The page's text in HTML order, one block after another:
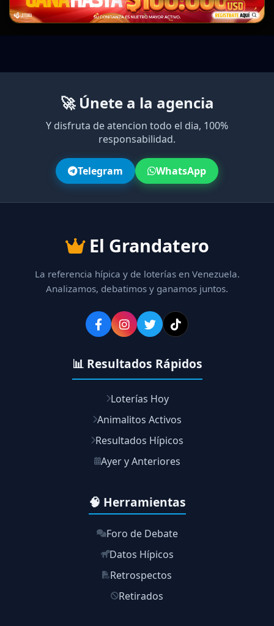
🚀 Únete a la agencia
Y disfruta de atencion todo el dia, 100%
responsabilidad.
Telegram WhatsApp
El Grandatero
La referencia hípica y de loterías en Venezuela.
Analizamos, debatimos y ganamos juntos.
📊 Resultados Rápidos
Loterías Hoy
Animalitos Activos
Resultados Hípicos
Ayer y Anteriores
🧠 Herramientas
Foro de Debate
Datos Hípicos
Retrospectos
Retirados